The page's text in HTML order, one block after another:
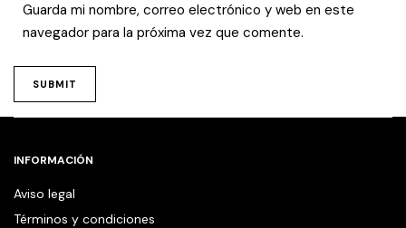
Guarda mi nombre, correo electrónico y web en este
navegador para la próxima vez que comente.
INFORMACIÓN
Aviso legal
Términos y condiciones